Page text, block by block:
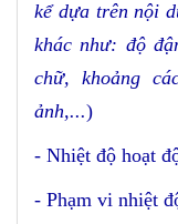
kể dựa trên nội
khác như: độ
chữ, khoảng
ảnh,...)
- Nhiệt độ hoạt
- Phạm vi nhiệt